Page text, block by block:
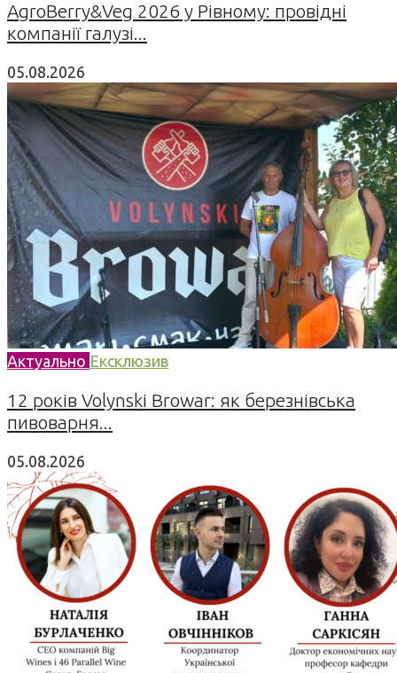
AgroBerry&Veg 2026 у Рівному: провідні
компанії галузі...
05.08.2026
Актуально Ексклюзив
12 років Volynski Browar: як березнівська
пивоварня...
05.08.2026